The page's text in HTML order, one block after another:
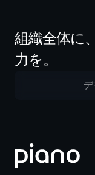
組織全体に
力を。